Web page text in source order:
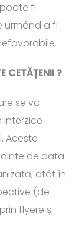
fi
urmând a fi
CETĂȚENII ?
se va
Aceste
de data
atât în
(de
flyere și